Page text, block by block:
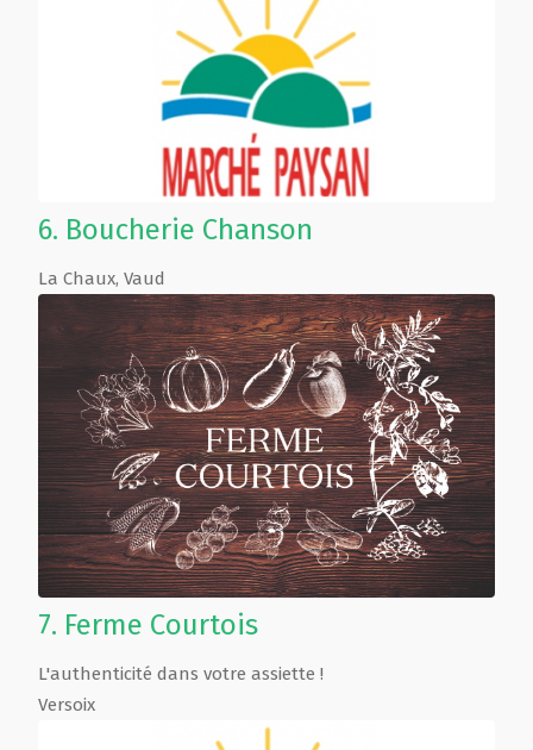
6. Boucherie Chanson
La Chaux, Vaud
7. Ferme Courtois
L'authenticité dans votre assiette !
Versoix